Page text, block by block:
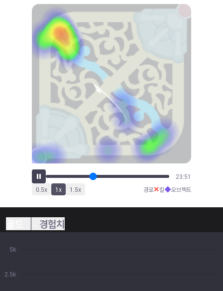
26:17
0.5x 1x 1.5x 경로✕킬◆오브젝트
경험치
2.5k
5k